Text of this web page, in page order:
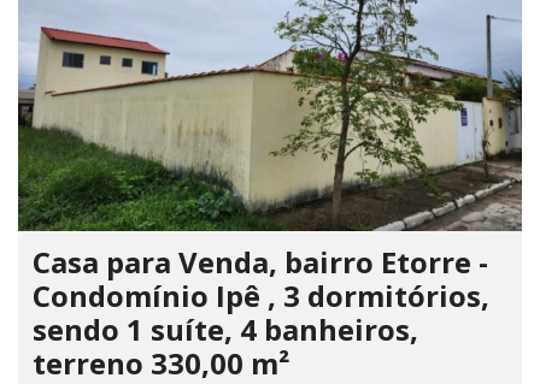
Casa para Venda, bairro Etorre -
Condomínio Ipê , 3 dormitórios,
sendo 1 suíte, 4 banheiros,
terreno 330,00 m²